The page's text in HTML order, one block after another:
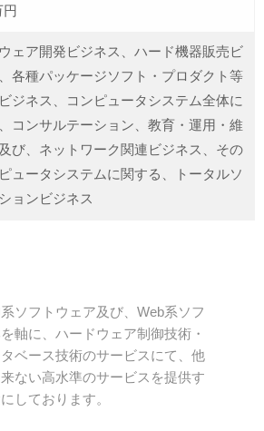
円
ェア開発ビジネス、ハード機器販売ビ
各種パッケージソフト・プロダクト等
ジネス、コンピュータシステム全体に
コンサルテーション、教育・運用・維
び、ネットワーク関連ビジネス、その
ュータシステムに関する、トータルソ
ョンビジネス
ソフトウェア及び、Web系ソフ
軸に、ハードウェア制御技術・
ベース技術のサービスにて、他
ない高水準のサービスを提供す
しております。